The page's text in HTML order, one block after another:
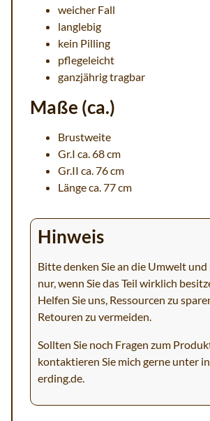
weicher Fall
langlebig
kein Pilling
pflegeleicht
ganzjährig tragbar
Maße (ca.)
Brustweite
Gr.I ca. 68 cm
Gr.II ca. 76 cm
Länge ca. 77 cm
Hinweis
Bitte denken Sie an die Umwelt und
nur, wenn Sie das Teil wirklich
Helfen Sie uns, Ressourcen zu
Retouren zu vermeiden.
Sollten Sie noch Fragen zum
kontaktieren Sie mich gerne unter
erding.de.